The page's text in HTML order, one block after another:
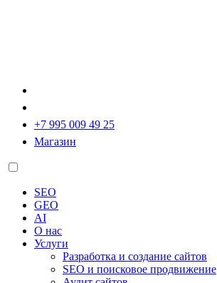
+7 995 009 49 25
Магазин
SEO
GEO
AI
О нас
Услуги
Разработка и создание сайтов
SEO и поисковое продвижение